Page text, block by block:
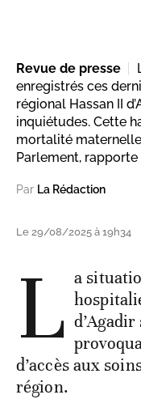
Revue de presse
enregistrés ces
régional Hassan II
inquiétudes. Cette
mortalité
Parlement,
Par La Rédaction
Le 29/08/2025 à 19h34
L a
d’accès aux
région.